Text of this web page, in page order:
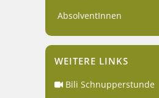
AbsolventInnen
WEITERE LINKS
Bili Schnupperstunde